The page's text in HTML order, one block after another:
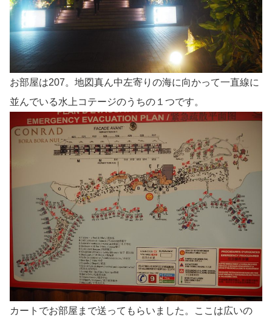
お部屋は207。地図真ん中左寄りの海に向かって一直線に
並んでいる水上コテージのうちの１つです。
カートでお部屋まで送ってもらいました。ここは広いの